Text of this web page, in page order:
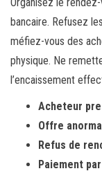
bancaire. Refusez
méfiez-vous des
physique. Ne
l’encaissement
Acheteur
Offre
Refus de
Paiement